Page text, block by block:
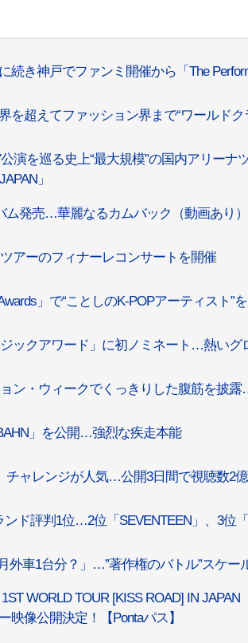
続き神戸でファンミ開催から「The
を超えてファッション界まで“ワールド
演を巡る史上“最大規模”の国内アリーナ
」
ム発売…華麗なるカムバック（動画あり）
アーのフィナーレコンサートを開催
」で“ことしのK-POPアーティスト”
ジックアワード」に初ノミネート…熱いグ
ョン・ウィークでくっきりした腹筋を披
」を公開…強烈な疾走本能
チャレンジが人気…公開3日間で視聴数2
ド評判1位…2位「SEVENTEEN」、3位「
外車1台分？」…”著作権のバトル”スケー
1ST WORLD TOUR [KISS ROAD] IN
像公開決定！【Pontaパス】